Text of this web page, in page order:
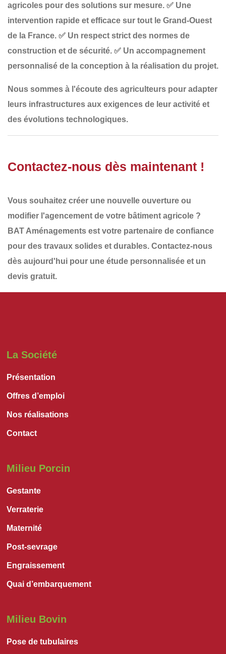
agricoles pour des solutions sur mesure. ✅ Une
intervention rapide et efficace sur tout le Grand-Ouest
de la France. ✅ Un respect strict des normes de
construction et de sécurité. ✅ Un accompagnement
personnalisé de la conception à la réalisation du projet.
Nous sommes à l'écoute des agriculteurs pour adapter
leurs infrastructures aux exigences de leur activité et
des évolutions technologiques.
Contactez-nous dès maintenant !
Vous souhaitez créer une nouvelle ouverture ou
modifier l'agencement de votre bâtiment agricole ?
BAT Aménagements est votre partenaire de confiance
pour des travaux solides et durables. Contactez-nous
dès aujourd'hui pour une étude personnalisée et un
devis gratuit.
La Société
Présentation
Offres d’emploi
Nos réalisations
Contact
Milieu Porcin
Gestante
Verraterie
Maternité
Post-sevrage
Engraissement
Quai d’embarquement
Milieu Bovin
Pose de tubulaires